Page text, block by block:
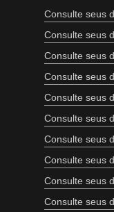
Consulte seus
Consulte seus
Consulte seus
Consulte seus
Consulte seus
Consulte seus
Consulte seus
Consulte seus
Consulte seus
Consulte seus